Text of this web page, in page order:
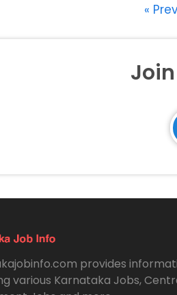
«
provides
various Karnataka Jobs,